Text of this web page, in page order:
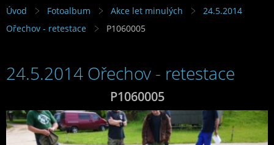
Úvod Fotoalbum Akce let minulých
24.5.2014
Ořechov - retestace
P1060005
24.5.2014 Ořechov - retestace
P1060005